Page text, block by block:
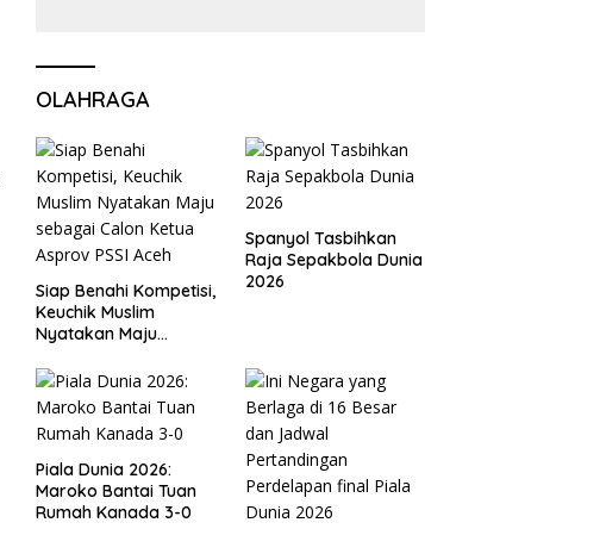
OLAHRAGA
Siap Benahi Kompetisi,
Keuchik Muslim
Nyatakan Maju
Asprov PSSI Aceh
Spanyol Tasbihkan
Raja Sepakbola Dunia
2026
Piala Dunia 2026:
Maroko Bantai Tuan
Rumah Kanada 3-0